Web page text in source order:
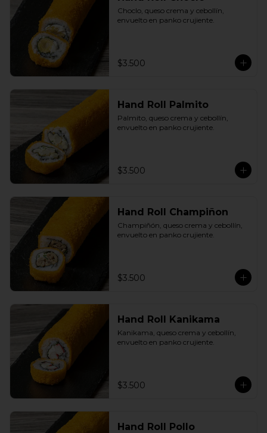
Choclo, queso crema y cebollín,
envuelto en panko crujiente.
$3.500
Hand Roll Palmito
Palmito, queso crema y cebollín,
envuelto en panko crujiente.
$3.500
Hand Roll Champiñon
Champiñón, queso crema y cebollín,
envuelto en panko crujiente.
$3.500
Hand Roll Kanikama
Kanikama, queso crema y cebollín,
envuelto en panko crujiente.
$3.500
Hand Roll Pollo